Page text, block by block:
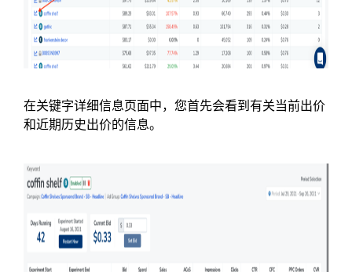
在关键字详细信息页面中，您首先会看到有关当前出价
和近期历史出价的信息。